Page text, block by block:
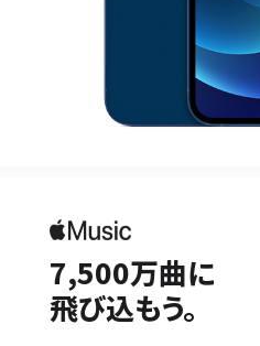
7,500万曲に
飛び込もう。